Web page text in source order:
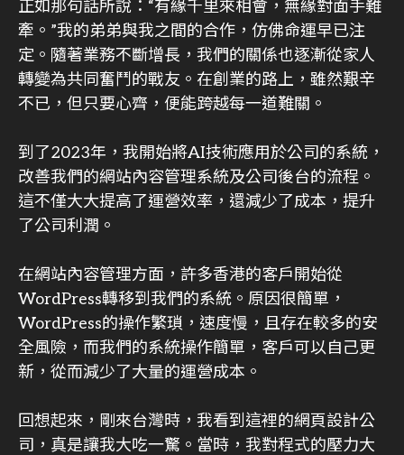
正如那句話所說：“有緣千里來相會，無緣對面手難
牽。”我的弟弟與我之間的合作，仿佛命運早已注
定。隨著業務不斷增長，我們的關係也逐漸從家人
轉變為共同奮鬥的戰友。在創業的路上，雖然艱辛
不已，但只要心齊，便能跨越每一道難關。
到了2023年，我開始將AI技術應用於公司的系統，
改善我們的網站內容管理系統及公司後台的流程。
這不僅大大提高了運營效率，還減少了成本，提升
了公司利潤。
在網站內容管理方面，許多香港的客戶開始從
WordPress轉移到我們的系統。原因很簡單，
WordPress的操作繁瑣，速度慢，且存在較多的安
全風險，而我們的系統操作簡單，客戶可以自己更
新，從而減少了大量的運營成本。
回想起來，剛來台灣時，我看到這裡的網頁設計公
司，真是讓我大吃一驚。當時，我對程式的壓力大